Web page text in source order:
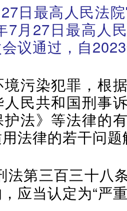
27日最高人民法
7月27日最高人
议通过，自
污染犯罪，根
民共和国刑事
法》等法律的
法律的若干问
法第三百三十八
应当认定为“严